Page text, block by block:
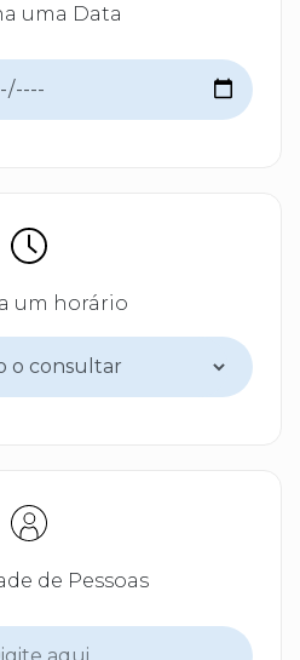
uma Data
um horário
de Pessoas